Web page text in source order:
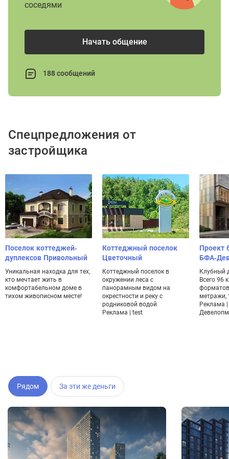
соседями
Начать общение
188 сообщений
Спецпредложения от
застройщика
Поселок коттеджей-
дуплексов Привольный
Уникальная находка для тех,
кто мечтает жить в
комфортабельном доме в
тихом живописном месте!
Коттеджный поселок
Цветочный
Коттеджный поселок в
окружении леса с
панорамным видом на
окрестности и реку с
родниковой водой
Реклама | test
Проект
БФА-
Клубный
Всего 96
метражи,
Реклама
Рядом За эти же деньги